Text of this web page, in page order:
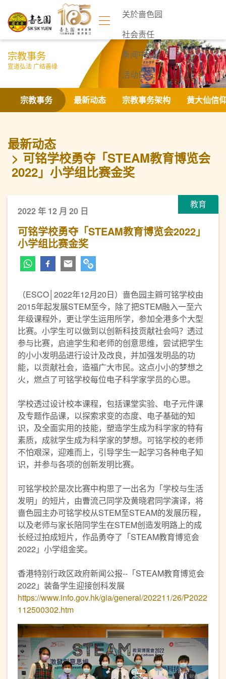
关於啬色园
社会责任
新闻中心
活动日志
联络我们
宗教事务
宣道弘法 广结善缘
宗教事务 最新动态 宗教事务架构 黄大仙信
最新动态
可铭学校勇夺「STEAM教育博览会
2022」小学组比赛金奖
教育
2022 年 12 月 20 日
可铭学校勇夺「STEAM教育博览会2022」
小学组比赛金奖
（ESCO│2022年12月20日） 啬色园主辧可铭学校由
2015年起发展STEM至今，除了把STEM融入一至六
年级课程外，更让学生运用所学，参加全港多个大型
比赛。小学生可以做到以创新科技贡献社会吗？透过
参与比赛，启迪学生和老师的创意思维，尝试把学生
的小小发明品进行设计及改良，并加强发明品的功
能，以贡献社会，造福广大巿民。这点小小的梦想之
火，燃点了可铭学校每位电子科学家学员的心思。
学校透过设计校本课程，包括课堂实验、电子元件课
及专题作品课，以探索求变的态度、电子基础的知
识，及全面实用的技能，塑造学生成为科学家的特有
素质，成就学生成为科学家的梦想。可铭学校的老师
不怕艰深，迎难而上，引导学生一起学习各种电子知
识，并参与各项的创新发明比赛。
可铭学校於是次比赛中构思了一出名为「学校与生活
发明」的短片，由曹流己同学及黄晓君同学演译，将
啬色园主办可铭学校从STEM至STEAM的发展历程，
以及老师与家长陪同学生在STEM创造发明路上的成
长经过拍成短片，作品勇夺了「STEAM教育博览会
2022」小学组金奖。
香港特别行政区政府新闻公报--「STEAM教育博览会
2022」装备学生迎接创科发展
https://www.info.gov.hk/gia/general/202211/26/P2022
112500302.htm